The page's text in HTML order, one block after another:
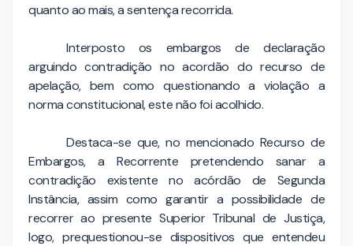
quanto ao mais, a sentença recorrida.
Interposto os embargos de declaração
arguindo contradição no acordão do recurso de
apelação, bem como questionando a violação a
norma constitucional, este não foi acolhido.
Destaca-se que, no mencionado Recurso de
Embargos, a Recorrente pretendendo sanar a
contradição existente no acórdão de Segunda
Instância, assim como garantir a possibilidade de
recorrer ao presente Superior Tribunal de Justiça,
logo, prequestionou-se dispositivos que entendeu